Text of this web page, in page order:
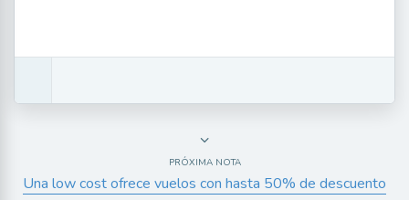
PRÓXIMA NOTA
Una low cost ofrece vuelos con hasta 50% de descuento